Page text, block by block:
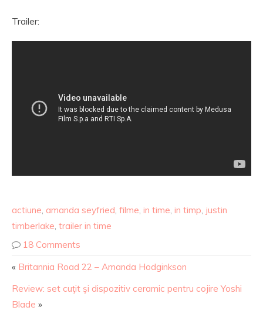
Trailer:
actiune amanda seyfried filme in time in timp justin
timberlake trailer in time
18 Comments
« Britannia Road 22 – Amanda Hodginkson
Review: set cuţit şi dispozitiv ceramic pentru cojire Yoshi
Blade »